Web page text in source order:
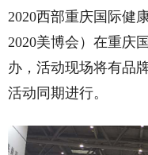
2020西部重庆国际健
2020美博会）在重庆
办，活动现场将有品
活动同期进行。